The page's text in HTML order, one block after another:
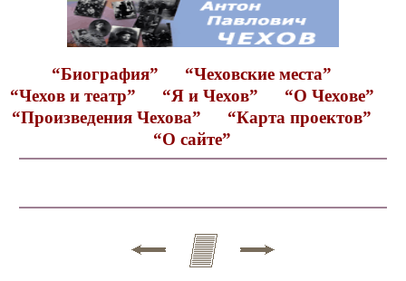
“Биография”
“Чеховские места”
“Чехов и театр”
“Я и Чехов”
“О Чехове”
“Произведения Чехова”
“Карта проектов”
“О сайте”